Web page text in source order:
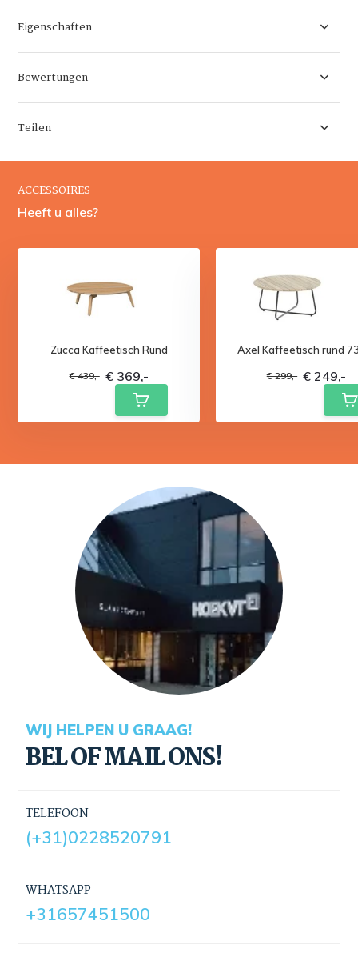
Eigenschaften
Bewertungen
Teilen
ACCESSOIRES
Heeft u alles?
Zucca Kaffeetisch Rund
€ 439,- € 369,-
Axel Kaffeetisch rund
€ 299,- € 249,-
WIJ HELPEN U GRAAG!
BEL OF MAIL ONS!
TELEFOON
(+31)0228520791
WHATSAPP
+31657451500